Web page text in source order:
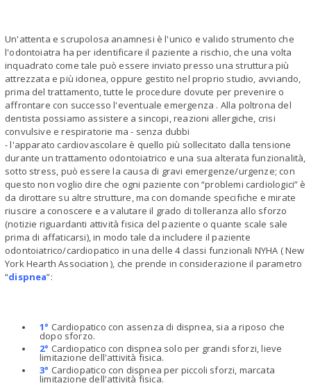
Un'attenta e scrupolosa anamnesi è l'unico e valido strumento che
l'odontoiatra ha per identificare il paziente a rischio, che una volta
inquadrato come tale può essere inviato presso una struttura più
attrezzata e più idonea, oppure gestito nel proprio studio, avviando,
prima del trattamento, tutte le procedure dovute per prevenire o
affrontare con successo l'eventuale emergenza . Alla poltrona del
dentista possiamo assistere a sincopi, reazioni allergiche, crisi
convulsive e respiratorie ma - senza dubbi
- l'apparato cardiovascolare è quello più sollecitato dalla tensione
durante un trattamento odontoiatrico e una sua alterata funzionalità,
sotto stress, può essere la causa di gravi emergenze/urgenze; con
questo non voglio dire che ogni paziente con “problemi cardiologici” è
da dirottare su altre strutture, ma con domande specifiche e mirate
riuscire a conoscere e a valutare il grado di tolleranza allo sforzo
(notizie riguardanti attività fisica del paziente o quante scale sale
prima di affaticarsi), in modo tale da includere il paziente
odontoiatrico/cardiopatico in una delle 4 classi funzionali NYHA ( New
York Hearth Association ), che prende in considerazione il parametro
“dispnea”:
1° Cardiopatico con assenza di dispnea, sia a riposo che
dopo sforzo.
2° Cardiopatico con dispnea solo per grandi sforzi, lieve
limitazione dell'attività fisica.
3° Cardiopatico con dispnea per piccoli sforzi, marcata
limitazione dell'attività fisica.